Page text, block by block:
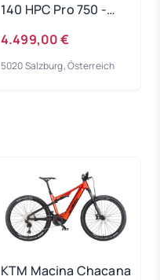
140 HPC Pro 750 -
Rahmengröße: L
4.499,00 €
5020 Salzburg, Österreich
KTM Macina Chacana